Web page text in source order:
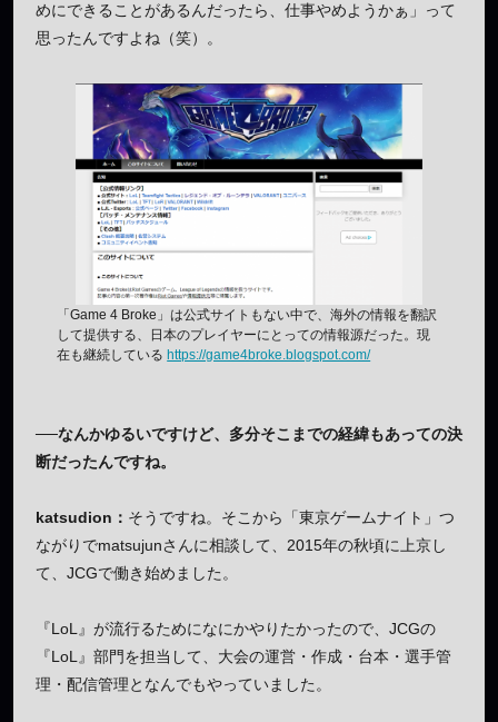
めにできることがあるんだったら、仕事やめようかぁ」って
思ったんですよね（笑）。
「Game 4 Broke」は公式サイトもない中で、海外の情報を翻訳
して提供する、日本のプレイヤーにとっての情報源だった。現
在も継続している https://game4broke.blogspot.com/
──なんかゆるいですけど、多分そこまでの経緯もあっての決
断だったんですね。
katsudion： そうですね。そこから「東京ゲームナイト」つ
ながりでmatsujunさんに相談して、2015年の秋頃に上京し
て、JCGで働き始めました。
『LoL』が流行るためになにかやりたかったので、JCGの
『LoL』部門を担当して、大会の運営・作成・台本・選手管
理・配信管理となんでもやっていました。